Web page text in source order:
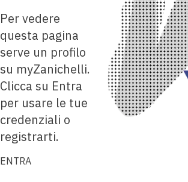
Per vedere
questa pagina
serve un profilo
su myZanichelli.
Clicca su Entra
per usare le tue
credenziali o
registrarti.
ENTRA